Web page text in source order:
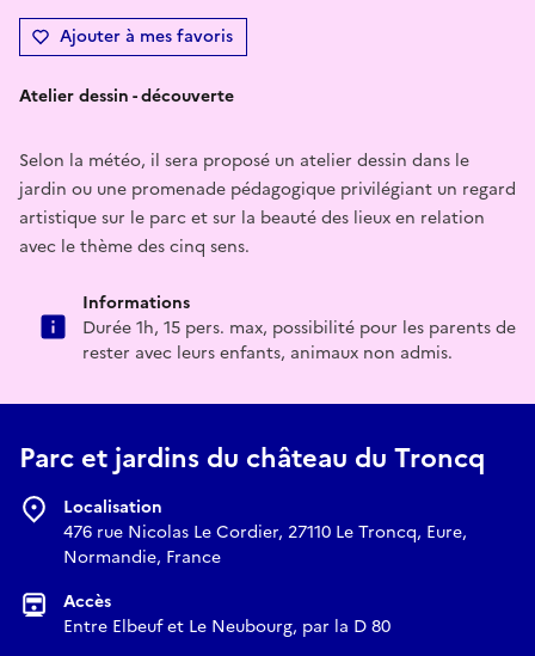
Ajouter à mes favoris
Atelier dessin - découverte
Selon la météo, il sera proposé un atelier dessin dans le
jardin ou une promenade pédagogique privilégiant un regard
artistique sur le parc et sur la beauté des lieux en relation
avec le thème des cinq sens.
Informations
Durée 1h, 15 pers. max, possibilité pour les parents de
rester avec leurs enfants, animaux non admis.
Parc et jardins du château du Troncq
Localisation
476 rue Nicolas Le Cordier, 27110 Le Troncq, Eure,
Normandie, France
Accès
Entre Elbeuf et Le Neubourg, par la D 80